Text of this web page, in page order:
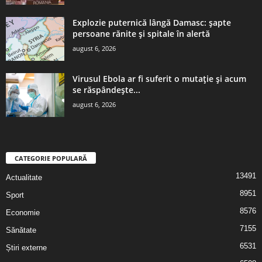
Explozie puternică lângă Damasc: șapte
persoane rănite și spitale în alertă
august 6, 2026
Virusul Ebola ar fi suferit o mutație și acum
se răspândește...
august 6, 2026
CATEGORIE POPULARĂ
Actualitate 13491
Sport 8951
Economie 8576
Sănătate 7155
Știri externe 6531